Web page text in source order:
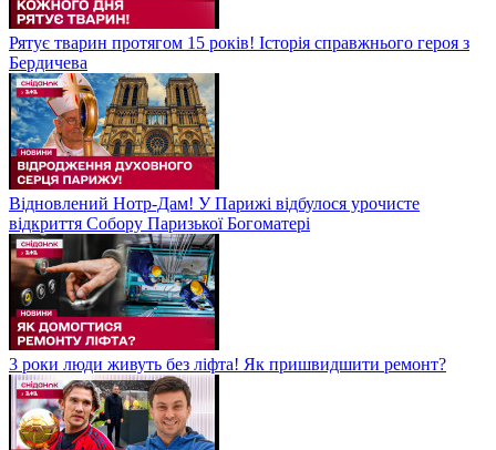
Рятує тварин протягом 15 років! Історія справжнього героя з
Бердичева
Відновлений Нотр-Дам! У Парижі відбулося урочисте
відкриття Собору Паризької Богоматері
3 роки люди живуть без ліфта! Як пришвидшити ремонт?